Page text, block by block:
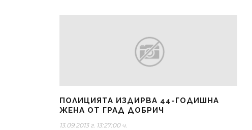
ПОЛИЦИЯТА ИЗДИРВА 44-ГОДИШНА
ЖЕНА ОТ ГРАД ДОБРИЧ
13.09.2013 г. 13:27:00 ч.